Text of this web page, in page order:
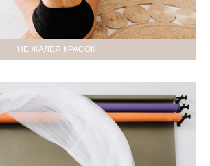
НЕ ЖАЛЕЯ КРАСОК